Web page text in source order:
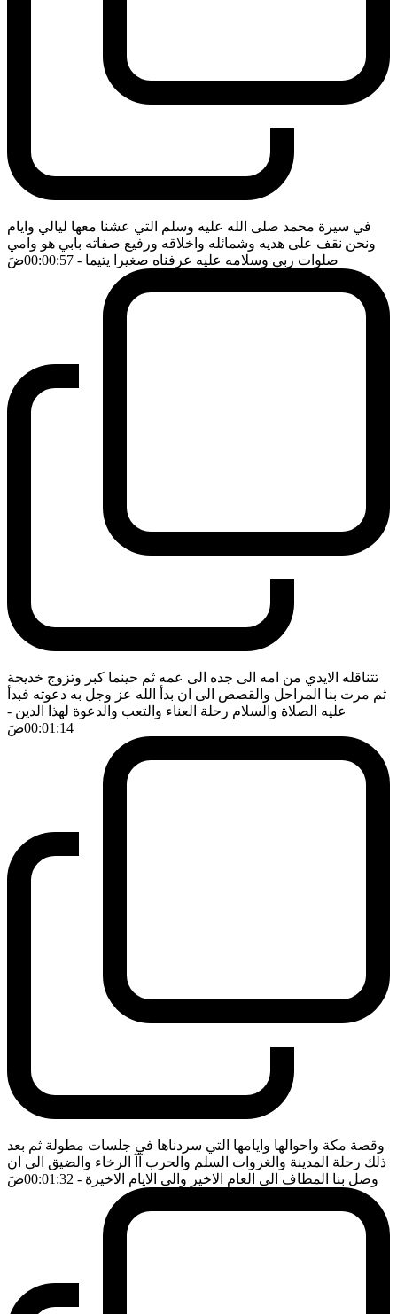
في سيرة محمد صلى الله عليه وسلم التي عشنا معها ليالي وايام
ونحن نقف على هديه وشمائله واخلاقه ورفيع صفاته بابي هو وامي
صلوات ربي وسلامه عليه عرفناه صغيرا يتيما - 00:00:57 ضَ
تتناقله الايدي من امه الى جده الى عمه ثم حينما كبر وتزوج خديجة
ثم مرت بنا المراحل والقصص الى ان بدأ الله عز وجل به دعوته فبدأ
عليه الصلاة والسلام رحلة العناء والتعب والدعوة لهذا الدين -
00:01:14ضَ
وقصة مكة واحوالها وايامها التي سردناها في جلسات مطولة ثم بعد
ذلك رحلة المدينة والغزوات السلم والحرب آآ الرخاء والضيق الى ان
وصل بنا المطاف الى العام الاخير والى الايام الاخيرة - 00:01:32 ضَ